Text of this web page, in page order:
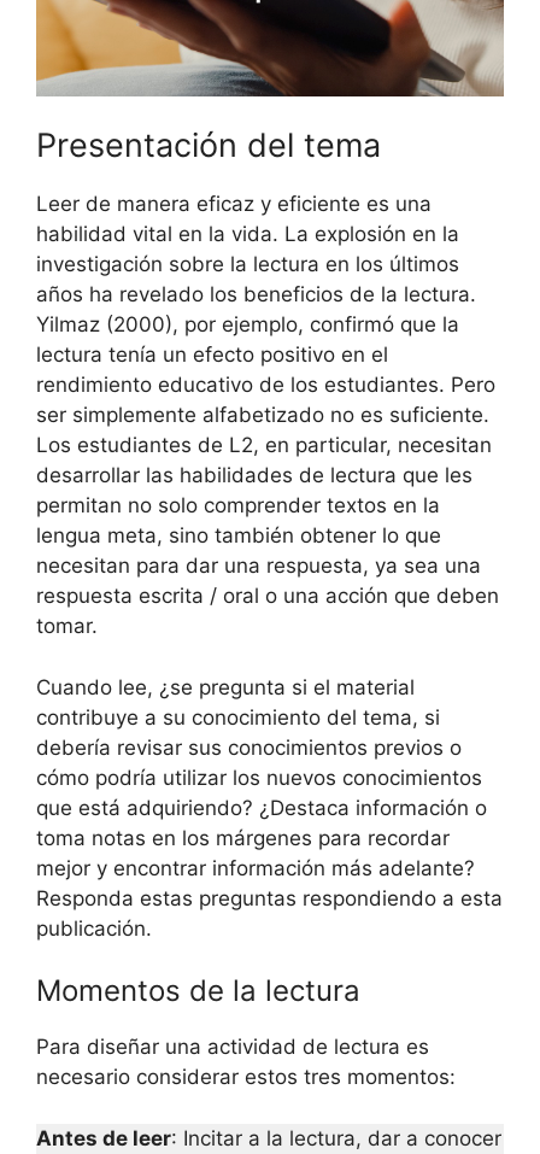
Presentación del tema
Leer de manera eficaz y eficiente es una
habilidad vital en la vida. La explosión en la
investigación sobre la lectura en los últimos
años ha revelado los beneficios de la lectura.
Yilmaz (2000), por ejemplo, confirmó que la
lectura tenía un efecto positivo en el
rendimiento educativo de los estudiantes. Pero
ser simplemente alfabetizado no es suficiente.
Los estudiantes de L2, en particular, necesitan
desarrollar las habilidades de lectura que les
permitan no solo comprender textos en la
lengua meta, sino también obtener lo que
necesitan para dar una respuesta, ya sea una
respuesta escrita / oral o una acción que deben
tomar.
Cuando lee, ¿se pregunta si el material
contribuye a su conocimiento del tema, si
debería revisar sus conocimientos previos o
cómo podría utilizar los nuevos conocimientos
que está adquiriendo? ¿Destaca información o
toma notas en los márgenes para recordar
mejor y encontrar información más adelante?
Responda estas preguntas respondiendo a esta
publicación.
Momentos de la lectura
Para diseñar una actividad de lectura es
necesario considerar estos tres momentos:
Antes de leer: Incitar a la lectura, dar a conocer